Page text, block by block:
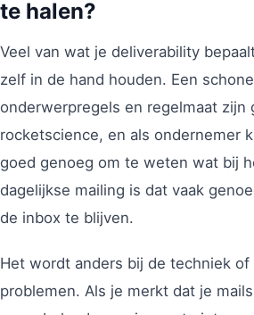
te halen?
Veel van wat je deliverability
zelf in de hand houden. Een
onderwerpregels en regelmaat zijn
rocketscience, en als ondernemer
goed genoeg om te weten wat bij
dagelijkse mailing is dat vaak
de inbox te blijven.
Het wordt anders bij de techniek of
problemen. Als je merkt dat je